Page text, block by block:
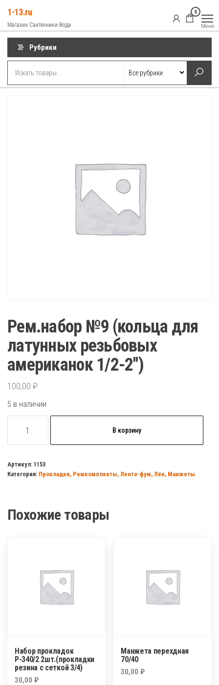
содержимому
1-13.ru
Магазин Сантехники Вода
0
Меню
Рубрики
Рем.набор №9 (кольца для
латунных резьбовых
американок 1/2-2″)
100,00 ₽
5 в наличии
товара
№9
(кольца
резьбовых
В корзину
Артикул: 1153
Категория: Прокладки, Ремкомплекты, Лента-фум, Лён, Манжеты.
Похожие товары
Набор прокладок
Р-340/2 2шт.(прокладки
резина с сеткой 3/4)
30,00 ₽
Манжета перехдная
70/40
30,00₽